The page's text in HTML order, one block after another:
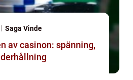
Saga Vinde
av casinon: spänning,